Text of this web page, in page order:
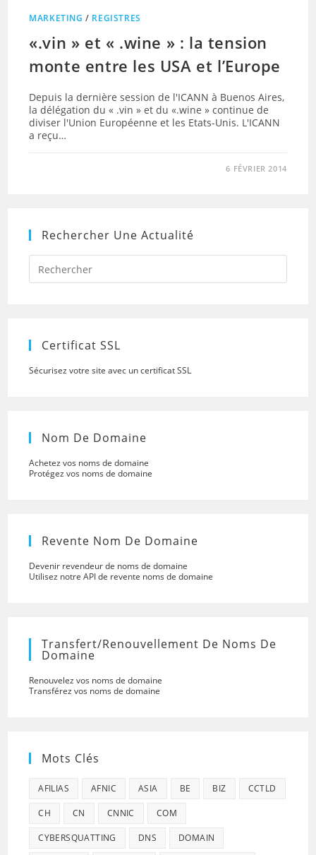
MARKETING / REGISTRES
«.vin » et « .wine » : la tension
monte entre les USA et l’Europe
Depuis la dernière session de l'ICANN à Buenos Aires,
la délégation du « .vin » et du «.wine » continue de
diviser l'Union Européenne et les Etats-Unis. L'ICANN
a reçu…
6 FÉVRIER 2014
Rechercher Une Actualité
Press
to
Certificat SSL
Sécurisez votre site avec un certificat SSL
Nom De Domaine
Achetez vos noms de domaine
Protégez vos noms de domaine
Revente Nom De Domaine
Devenir revendeur de noms de domaine
Utilisez notre API de revente noms de domaine
Transfert/renouvellement De Noms De
Domaine
Renouvelez vos noms de domaine
Transférez vos noms de domaine
Mots Clés
AFILIAS AFNIC ASIA BE BIZ CCTLD
CH CN CNNIC COM
CYBERSQUATTING DNS DOMAIN